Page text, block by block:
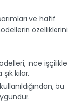
ve hafif
özelliklerini
ince işçilikle
kılar.
bu